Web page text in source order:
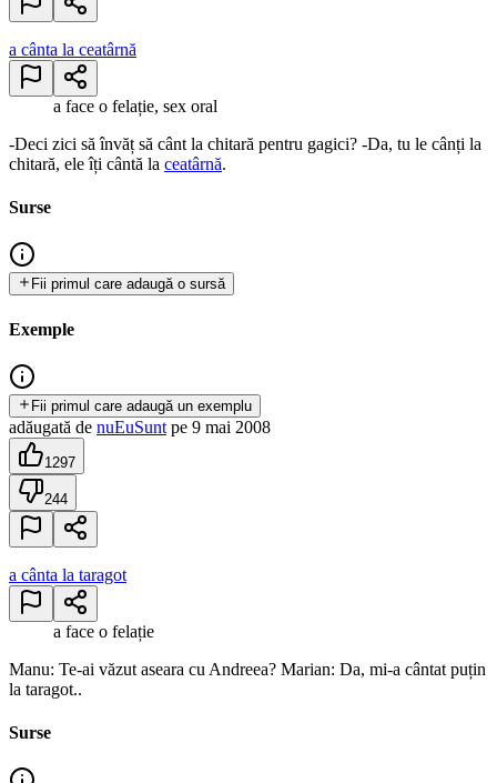
a cânta la ceatârnă
a face o felație, sex oral
-Deci zici să învăț să cânt la chitară pentru gagici? -Da, tu le cânți la
chitară, ele îți cântă la ceatârnă.
Surse
Fii primul care adaugă o sursă
Exemple
Fii primul care adaugă un exemplu
adăugată de nuEuSunt pe 9 mai 2008
1297
244
a cânta la taragot
a face o felație
Manu: Te-ai văzut aseara cu Andreea? Marian: Da, mi-a cântat puțin
la taragot..
Surse